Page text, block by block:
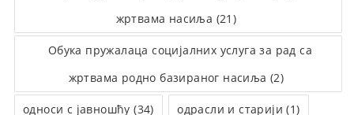
жртвама насиља (21)
Обука пружалаца социјалних услуга за рад са
жртвама родно базираног насиља (2)
односи с јавношћу (34) одрасли и старији (1)